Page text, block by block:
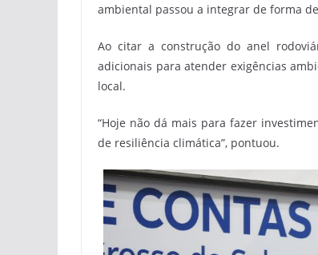
ambiental passou a integrar de forma
Ao citar a construção do anel
adicionais para atender exigências
local.
“Hoje não dá mais para fazer
de resiliência climática”, pontuou.